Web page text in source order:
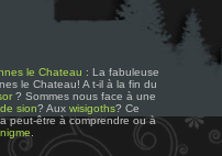
le Chateau : La fabuleuse
le Chateau! A t-il à la fin du
? Sommes nous face à une
sion? Aux wisigoths? Ce
peut-être à comprendre ou à